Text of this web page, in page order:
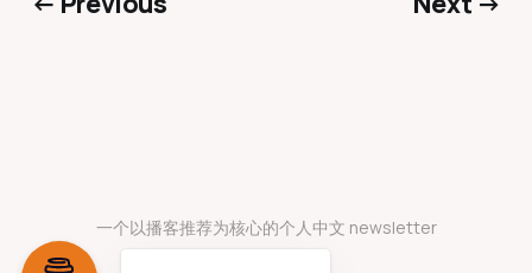
一个以播客推荐为核心的个人中文 newsletter